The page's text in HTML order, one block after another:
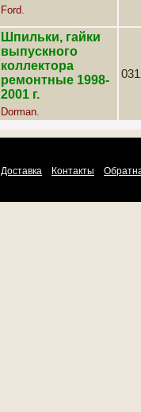
Ford.
Шпильки, гайки
выпускного
коллектора
ремонтные 1998-
2001 г.
Dorman.
Доставка Контакты